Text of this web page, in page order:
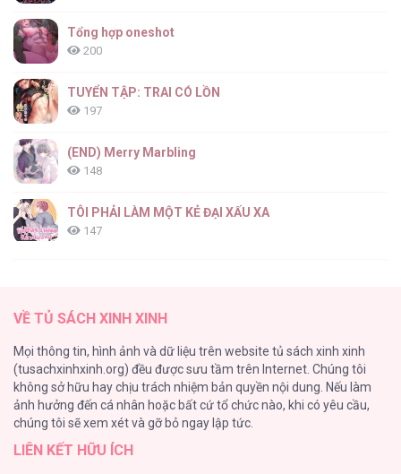
Nghịch Lý Câu Fan [...] – Chap 15
Tổng hợp oneshot
200
TUYỂN TẬP: TRAI CÓ LỒN
197
(END) Merry Marbling
148
TÔI PHẢI LÀM MỘT KẺ ĐẠI XẤU XA
147
116
Làm vị cứu tinh thật dễ dàng
113
|END| Định Tên Mối Quan Hệ
VỀ TỦ SÁCH XINH XINH
Mọi thông tin, hình ảnh và dữ liệu trên website tủ sách xinh xinh
(tusachxinhxinh.org) đều được sưu tầm trên Internet. Chúng tôi
không sở hữu hay chịu trách nhiệm bản quyền nội dung. Nếu làm
ảnh hưởng đến cá nhân hoặc bất cứ tổ chức nào, khi có yêu cầu,
chúng tôi sẽ xem xét và gỡ bỏ ngay lập tức.
LIÊN KẾT HỮU ÍCH